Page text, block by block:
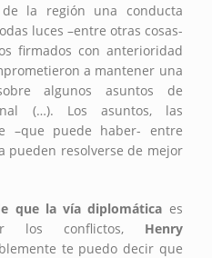
la región una conducta
luces –entre otras cosas-
firmados con anterioridad
a mantener una
algunos asuntos de
(…). Los asuntos, las
–que puede haber- entre
pueden resolverse de mejor
que la vía diplomática es
los conflictos, Henry
te puedo decir que